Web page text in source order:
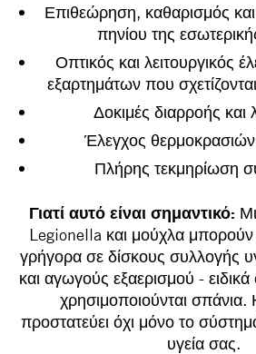
Επιθεώρηση, καθαρισμός
πηνίου της
Οπτικός και λειτουργικός
εξαρτημάτων που
Δοκιμές διαρροής και
Έλεγχος θερμοκρασιών
Πλήρης τεκμηρίωση
Γιατί αυτό είναι σημαντικό:
Legionella και μούχλα
γρήγορα σε δίσκους συλλογής
και αγωγούς εξαερισμού -
χρησιμοποιούνται
προστατεύει όχι μόνο το
υγεία σας.